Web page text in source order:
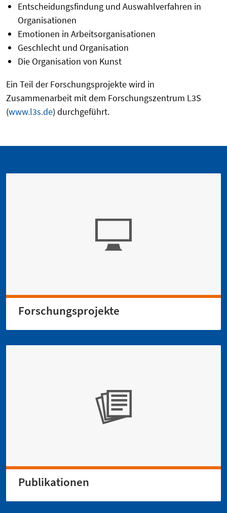
Entscheidungsfindung und Auswahlverfahren in
Organisationen
Emotionen in Arbeitsorganisationen
Geschlecht und Organisation
Die Organisation von Kunst
Ein Teil der Forschungsprojekte wird in
Zusammenarbeit mit dem Forschungszentrum L3S
(www.l3s.de) durchgeführt.
Forschungsprojekte
Publikationen